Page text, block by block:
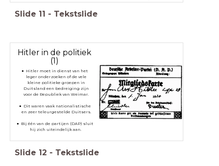
Slide 11 - Tekstslide
Hitler in de politiek
(1)
Hitler moet in dienst van het
leger onderzoeken of de vele
kleine politieke groepen in
Duitsland een bedreiging zijn
voor de Republiek van Weimar.
Dit waren vaak nationalistische
en zeer teleurgestelde Duitsers.
Bij één van de partijen (DAP) sluit
hij zich uiteindelijk aan.
Slide 12 - Tekstslide